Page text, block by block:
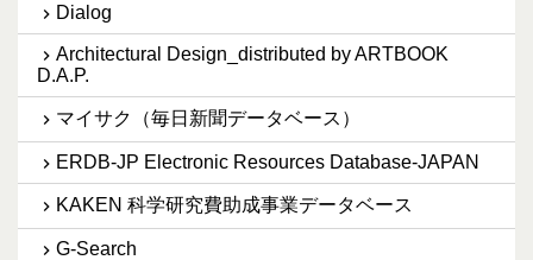
Dialog
Architectural Design_distributed by ARTBOOK
D.A.P.
マイサク（毎日新聞データベース）
ERDB-JP Electronic Resources Database-JAPAN
KAKEN 科学研究費助成事業データベース
G-Search